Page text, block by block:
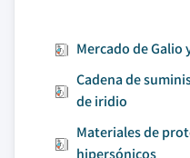
Mercado de Galio
Cadena de
de iridio
Materiales de
hipersónicos